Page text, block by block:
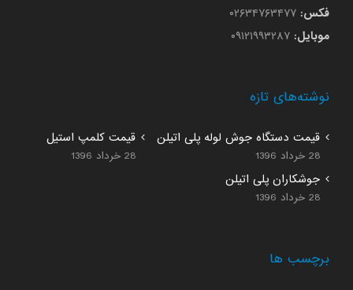
فکس: ۰۲۶۳۴۷۶۳۴۷۷
موبایل: ۰۹۱۲۱۹۹۳۲۸۷
نوشته‌های تازه
قیمت دستگاه جوش لوله پلی اتیلن
28 خرداد 1396
قیمت کلمپ استیل
28 خرداد 1396
جوشکاران پلی اتیلن
28 خرداد 1396
برچسب ها